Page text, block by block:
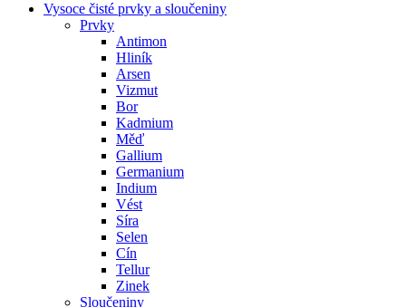
Vysoce čisté prvky a sloučeniny
Prvky
Antimon
Hliník
Arsen
Vizmut
Bor
Kadmium
Měď
Gallium
Germanium
Indium
Vést
Síra
Selen
Cín
Tellur
Zinek
Sloučeniny